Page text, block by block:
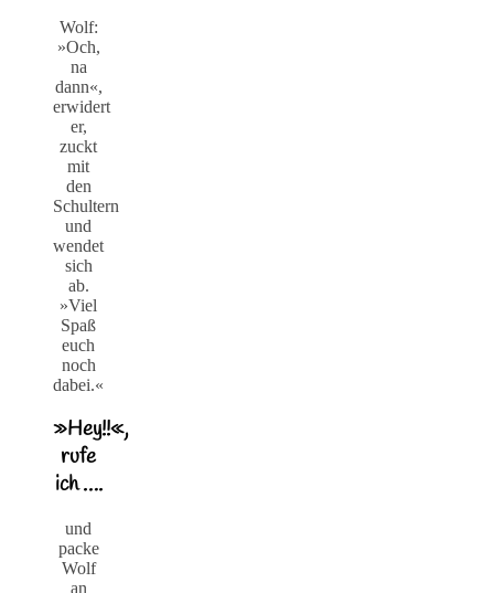
Wolf:
»Och,
na
dann«,
erwidert
er,
zuckt
mit
den
Schultern
und
wendet
sich
ab.
»Viel
Spaß
euch
noch
dabei.«
»Hey!!«,
rufe
ich ….
und
packe
Wolf
an